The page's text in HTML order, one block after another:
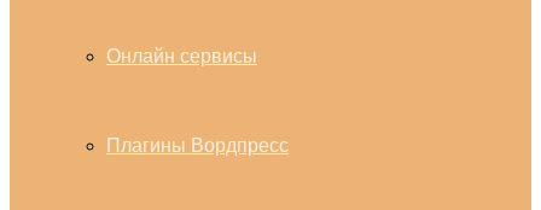
Онлайн сервисы
Плагины Вордпресс